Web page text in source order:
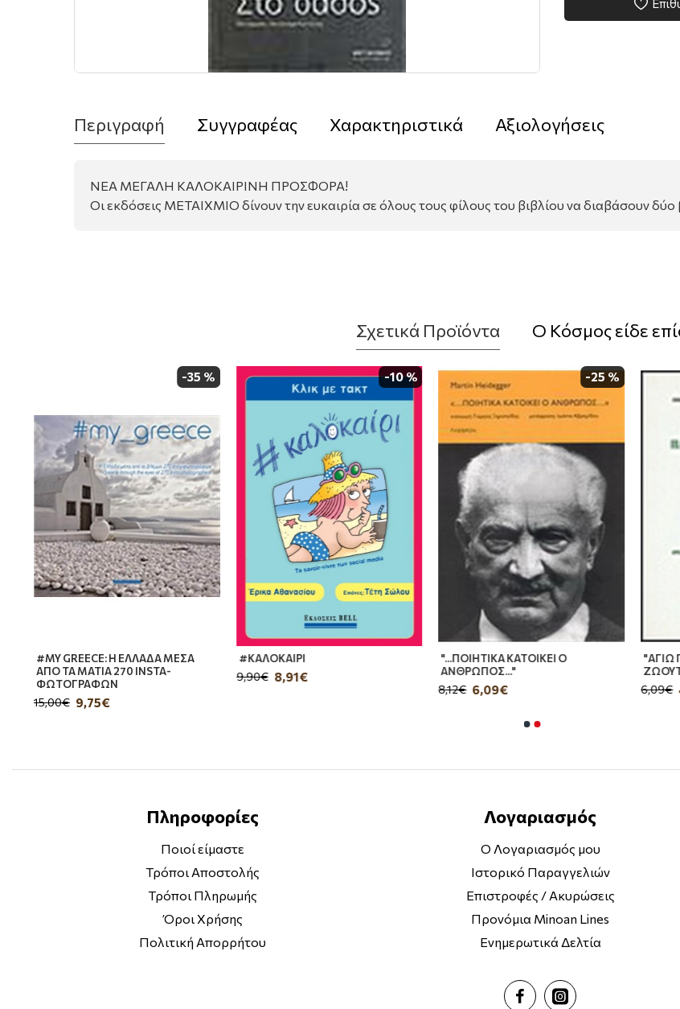
Περιγραφή Συγγραφέας Χαρακτηριστικά Αξιολογήσεις
ΝΕΑ ΜΕΓΑΛΗ ΚΑΛΟΚΑΙΡΙΝΗ ΠΡΟΣΦΟΡΑ!
Οι εκδόσεις ΜΕΤΑΙΧΜΙΟ δίνουν την ευκαιρία σε όλους τους φίλους του βιβλίου να διαβάσουν δύο
Σχετικά Προϊόντα Ο Κόσμος είδε
-35 %
#MY GREECE: Η ΕΛΛΑΔΑ ΜΕΣΑ
ΑΠΟ ΤΑ ΜΑΤΙΑ 270 INSTA-
ΦΩΤΟΓΡΑΦΩΝ
9,75€
15,00€
-10 %
#ΚΑΛΟΚΑΙΡΙ
8,91€
9,90€
-25 %
"...ΠΟΙΗΤΙΚΑ ΚΑΤΟΙΚΕΙ Ο
ΑΝΘΡΩΠΟΣ..."
6,09€
8,12€
"ΑΓΙΩ
6,09€
Πληροφορίες
Ποιοί είμαστε
Τρόποι Αποστολής
Τρόποι Πληρωμής
Όροι Χρήσης
Πολιτική Απορρήτου
Λογαριασμός
Ο Λογαριασμός μου
Ιστορικό Παραγγελιών
Επιστροφές / Ακυρώσεις
Προνόμια Minoan Lines
Ενημερωτικά Δελτία